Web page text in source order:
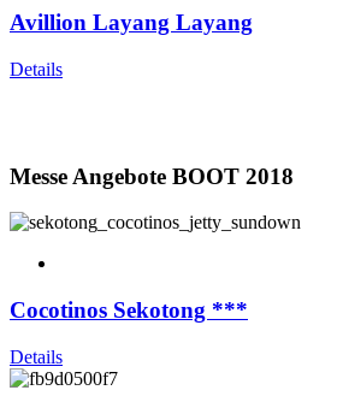
Avillion Layang Layang
Details
Messe Angebote BOOT 2018
Cocotinos Sekotong ***
Details